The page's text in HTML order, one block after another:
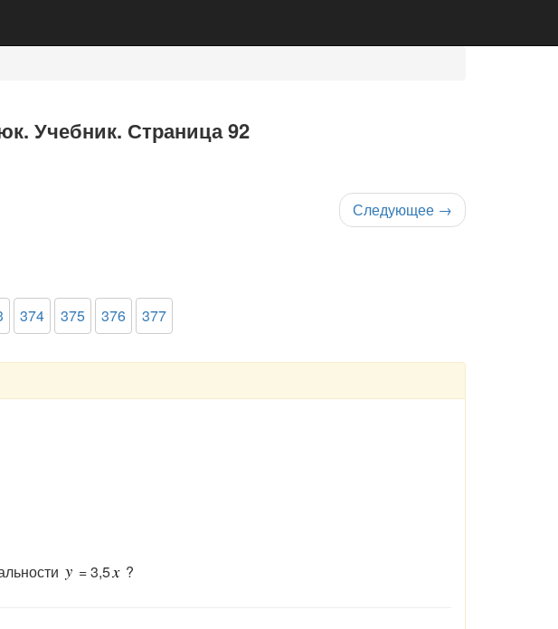
Учебник. Страница 92
Следующее →
374 375 376 377
= 3,5 ?